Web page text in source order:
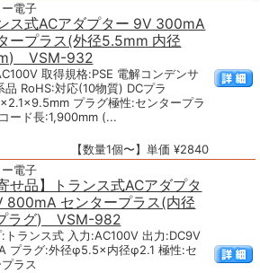
電子
ス式ACアダプター 9V 300mA
ープラス(外径5.5mm 内径
VSM-932
取得規格:PSE 電解コンデンサ
品 RoHS:対応(10物質) DCプラ
プラグ極性:センタープラ
ード長:1,900mm (...
【数量1個〜】単価 ¥2840
電子
せ品】トランス式ACアダプタ
800mA センタープラス(内径
ラグ) VSM-982
:トランス式 入力:AC100V 出力:DC9V
プラグ:外径φ5.5×内径φ2.1 極性:セ
ラス